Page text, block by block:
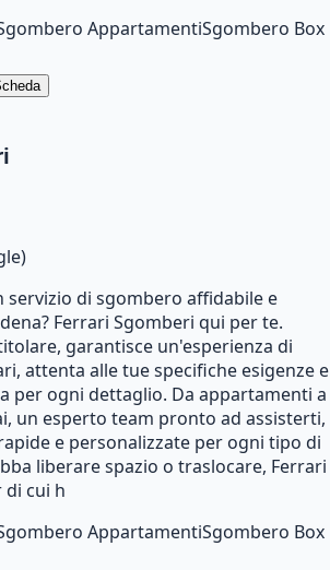
AppartamentiSgombero Box
servizio di sgombero affidabile e
Ferrari Sgomberi qui per te.
garantisce un'esperienza di
attenta alle tue specifiche esigenze e
per ogni dettaglio. Da appartamenti a
un esperto team pronto ad assisterti,
e personalizzate per ogni tipo di
liberare spazio o traslocare, Ferrari
cui h
AppartamentiSgombero Box